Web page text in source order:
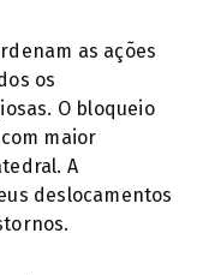
as ações
os
O bloqueio
maior
A
deslocamentos